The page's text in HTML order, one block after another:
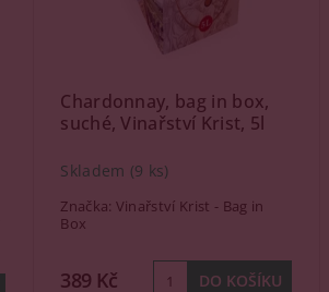
Chardonnay, bag in box,
suché, Vinařství Krist, 5l
Skladem (9 ks)
Značka: Vinařství Krist - Bag in
Box
389 Kč